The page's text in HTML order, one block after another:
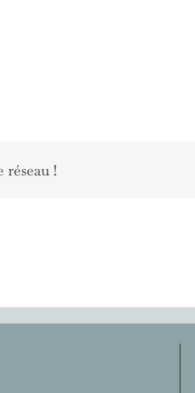
réseau !